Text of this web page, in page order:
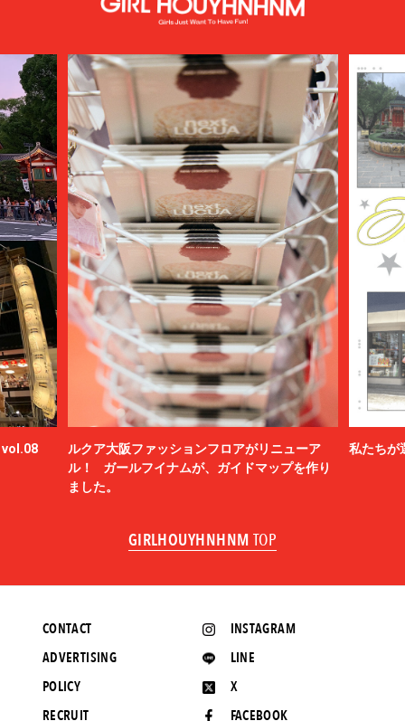
vol.08
ルクア大阪ファッションフロアがリニューア
ル！ ガールフイナムが、ガイドマップを作り
ました。
私たちが
GIRLHOUYHNHNM TOP
INSTAGRAM
LINE
X
FACEBOOK
CONTACT
ADVERTISING
POLICY
RECRUIT